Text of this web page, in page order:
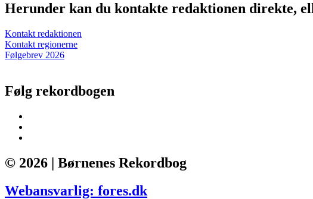
Herunder kan du kontakte redaktionen direkte,
Kontakt redaktionen
Kontakt regionerne
Følgebrev 2026
Følg rekordbogen
© 2026 | Børnenes Rekordbog
Webansvarlig: fores.dk